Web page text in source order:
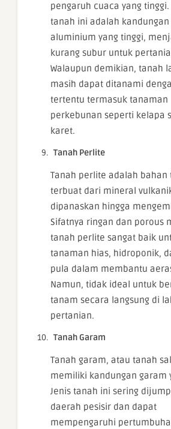
pengaruh cuaca yang
tanah ini adalah kandungan
aluminium yang tinggi,
kurang subur untuk
Walaupun demikian, tanah
masih dapat ditanami
tertentu termasuk tanaman
perkebunan seperti kelapa
karet.
Tanah Perlite
Tanah perlite adalah bahan
terbuat dari mineral
dipanaskan hingga
Sifatnya ringan dan porous
tanah perlite sangat baik
tanaman hias, hidroponik,
pula dalam membantu
Namun, tidak ideal untuk
tanam secara langsung di
pertanian.
Tanah Garam
Tanah garam, atau tanah
memiliki kandungan garam
Jenis tanah ini sering
daerah pesisir dan dapat
mempengaruhi